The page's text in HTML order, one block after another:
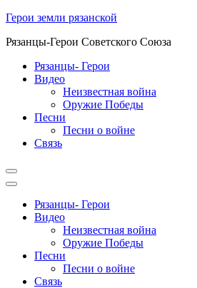
Перейти
содержимому
Герои земли рязанской
Рязанцы-Герои Советского Союза
Рязанцы- Герои
Видео
Неизвестная война
Оружие Победы
Песни
Песни о войне
Cвязь
Рязанцы- Герои
Видео
Неизвестная война
Оружие Победы
Песни
Песни о войне
Cвязь